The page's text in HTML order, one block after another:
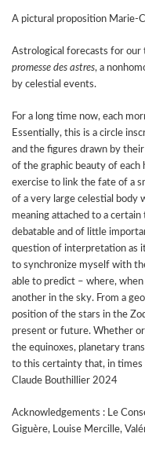
A pictural proposition Marie-
Astrological forecasts for
promesse des astres, a
by celestial events.
For a long time now, each
Essentially, this is a circle
and the figures drawn by
of the graphic beauty of each
exercise to link the fate of a
of a very large celestial body
meaning attached to a
debatable and of little
question of interpretation as
to synchronize myself with
able to predict – where,
another in the sky. From a
position of the stars in the
present or future. Whether
the equinoxes, planetary
to this certainty that, in times
Claude Bouthillier 2024
Acknowledgements : Le
Giguère, Louise Mercille,